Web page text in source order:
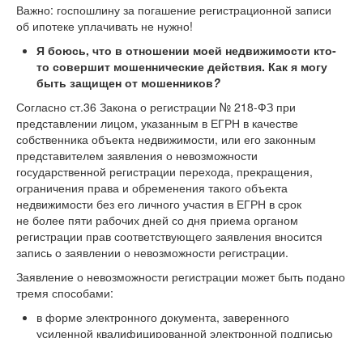
Важно: госпошлину за погашение регистрационной записи
об ипотеке уплачивать не нужно!
Я боюсь, что в отношении моей недвижимости кто-
то совершит мошеннические действия. Как я могу
быть защищен от мошенников?
Согласно ст.36 Закона о регистрации № 218-ФЗ при
представлении лицом, указанным в ЕГРН в качестве
собственника объекта недвижимости, или его законным
представителем заявления о невозможности
государственной регистрации перехода, прекращения,
ограничения права и обременения такого объекта
недвижимости без его личного участия в ЕГРН в срок
не более пяти рабочих дней со дня приема органом
регистрации прав соответствующего заявления вносится
запись о заявлении о невозможности регистрации.
Заявление о невозможности регистрации может быть подано
тремя способами:
в форме электронного документа, заверенного
усиленной квалифицированной электронной подписью